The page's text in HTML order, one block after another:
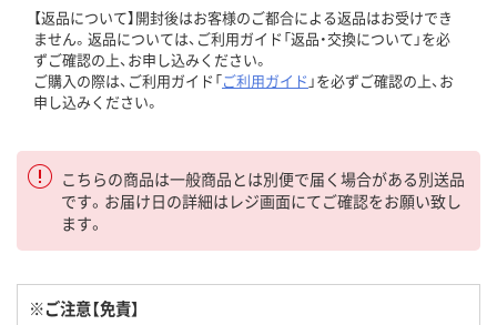
【返品について】開封後はお客様のご都合による返品はお受けでき
ません。返品については、ご利用ガイド「返品・交換について」を必
ずご確認の上、お申し込みください。
ご購入の際は、ご利用ガイド「ご利用ガイド 」を必ずご確認の上、お
申し込みください。
こちらの商品は一般商品とは別便で届く場合がある別送品
です。お届け日の詳細はレジ画面にてご確認をお願い致し
ます。
※ご注意【免責】